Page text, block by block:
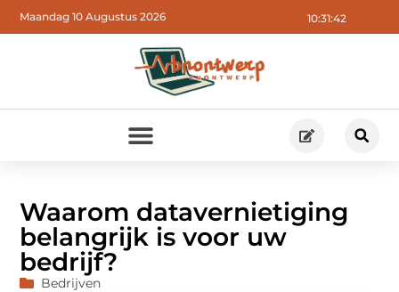
10:31:43
Maandag 10 Augustus 2026
Waarom datavernietiging
belangrijk is voor uw
bedrijf?
Bedrijven